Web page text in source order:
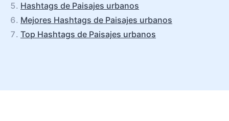
Hashtags de Paisajes urbanos
Mejores Hashtags de Paisajes urbanos
Top Hashtags de Paisajes urbanos